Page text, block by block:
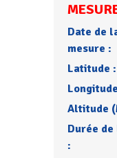
Date de
mesure :
Latitude :
Altitude
Durée
: